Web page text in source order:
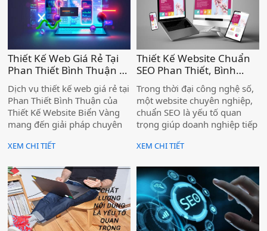
Thiết Kế Web Giá Rẻ Tại
Phan Thiết Bình Thuận –
Chuẩn SEO, Tối Ưu
Chuyển Đổi )
Dịch vụ thiết kế web giá rẻ tại
Phan Thiết Bình Thuận của
Thiết Kế Website Biển Vàng
mang đến giải pháp chuyên
cá nhân sở hữu website hiện
cao với chi phí hợp lý.
XEM CHI TIẾT
Thiết Kế Website Chuẩn
SEO Phan Thiết, Bình
Thuận - Biển Vàng )
Trong thời đại công nghệ số,
một website chuyên nghiệp,
chuẩn SEO là yếu tố quan
trọng giúp doanh nghiệp tiếp
hiệu quả. Thiết Kế Website
pháp thiết kế website chuẩn
SEO tại Phan Thiết, Bình
Thuận, giúp doanh nghiệp
nâng cao thương hiệu, tối ưu
trải nghiệm người dùng và
XEM CHI TIẾT